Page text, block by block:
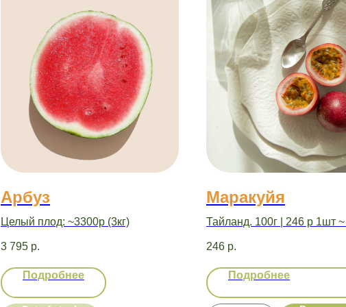
Арбуз
Целый плод: ~3300р (3кг)
3 795 р.
Подробнее
Маракуйя
Тайланд. 100г | 246 р 1шт ~
246 р.
Подробнее